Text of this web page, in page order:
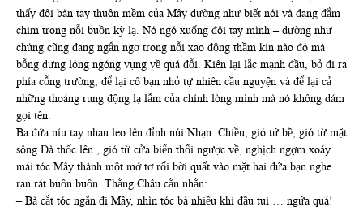
thấy đôi bàn tay thuôn mềm của Mây dường như biết nói và đang đắm
chìm trong nỗi buồn kỳ lạ. Nó ngó xuống đôi tay mình – dường như
chúng cũng đang ngẩn ngơ trong nỗi xao động thầm kín nào đó mà
bỗng dưng lóng ngóng vụng về quá đỗi. Kiên lại lắc mạnh đầu, bỏ đi ra
phía cỗng trường, để lại cô bạn nhỏ tự nhiên cầu nguyện và để lại cả
những thoáng rung động lạ lẫm của chính lòng mình mà nó không dám
gọi tên.
Ba đứa níu tay nhau leo lên đỉnh núi Nhạn. Chiều, gió tứ bề, gió từ mặt
sông Đà thốc lên , gió từ cửa biển thổi ngược về, nghịch ngợm xoáy
mái tóc Mây thành một mớ tơ rối bời quất vào mặt hai đứa bạn nghe
ran rát buồn buồn. Thằng Châu cằn nhằn:
– Bà cắt tóc ngắn đi Mây, nhìn tóc bà nhiều khi đầu tui … ngứa quá!